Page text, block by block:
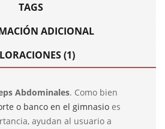
TAGS
ADICIONAL
(1)
Abdominales. Como bien
o banco en el gimnasio es
ayudan al usuario a